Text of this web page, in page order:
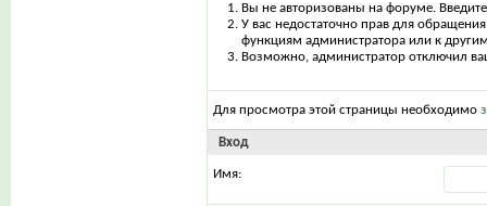
Вы не авторизованы на форуме.
У вас недостаточно прав для
функциям администратора или к
Возможно, администратор отключил
Для просмотра этой страницы необходимо
Вход
Имя: